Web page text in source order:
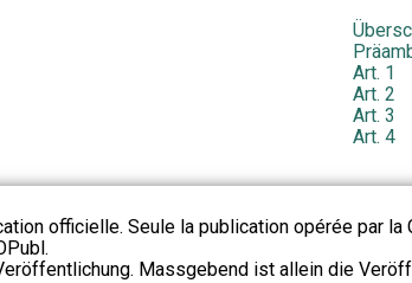
Art. 1
Art. 2
Art. 3
Art. 4
officielle. Seule la publication opérée par
Massgebend ist allein die